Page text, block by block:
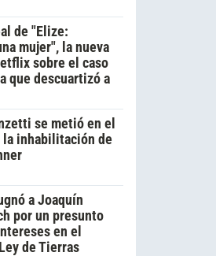
de "Elize:
mujer", la nueva
sobre el caso
que descuartizó a
se metió en el
la inhabilitación de
a Joaquín
por un presunto
en el
de Tierras